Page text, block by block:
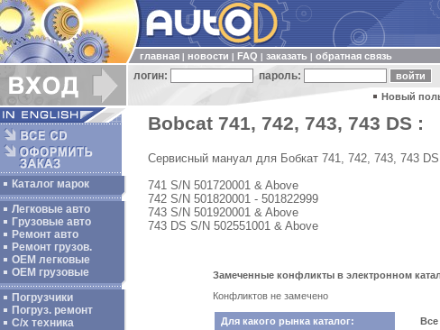
главная новости FAQ заказать обратная связь
логин: пароль:
Новый
Каталог марок
Легковые авто
Грузовые авто
Ремонт авто
Ремонт грузов.
ОЕМ легковые
OEM грузовые
Погрузчики
Погруз. ремонт
С/х техника
Bobcat 741, 742, 743, 743 DS :
Сервисный мануал для Бобкат 741, 742, 743, 743 DS
741 S/N 501720001 & Above
742 S/N 501820001 - 501822999
743 S/N 501920001 & Above
743 DS S/N 502551001 & Above
Замеченные конфликты в электронном
Конфликтов не замечено
Для какого рынка каталог: